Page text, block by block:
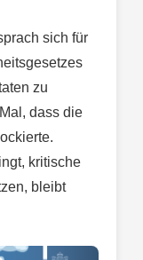
sich für
zu
dass die
kritische
bleibt